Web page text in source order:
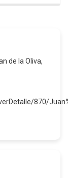
de la Oliva,
870/